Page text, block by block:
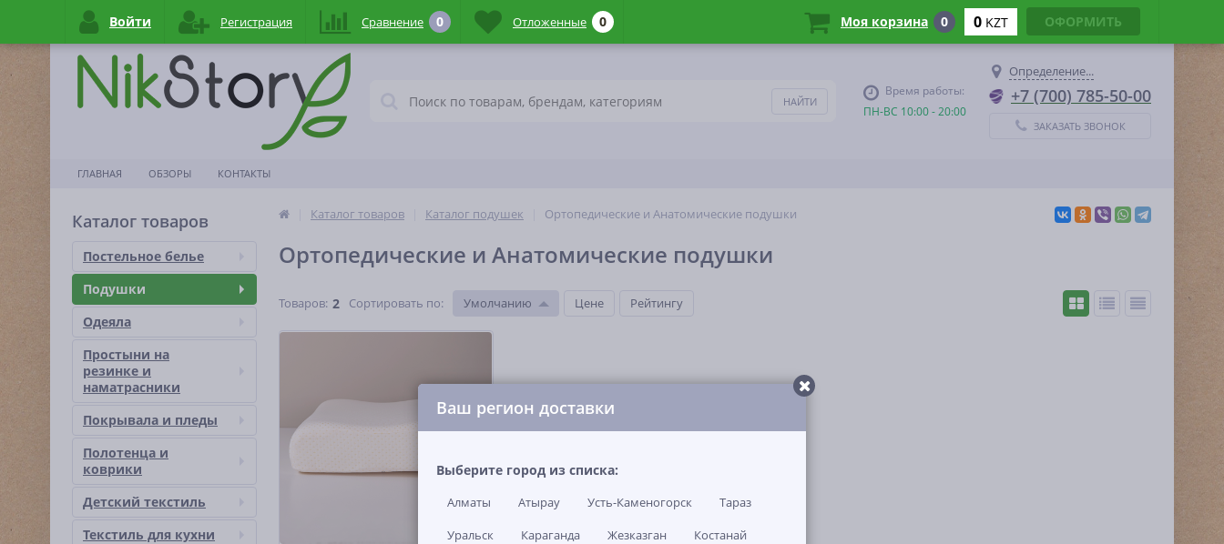
Время работы:
ПН-ВС 10:00 - 20:00
Определение...
+7 (700) 785-50-00
ЗАКАЗАТЬ ЗВОНОК
ГЛАВНАЯ ОБЗОРЫ КОНТАКТЫ
Каталог товаров
Постельное белье
Подушки
Одеяла
Простыни на
резинке и
наматраcники
Покрывала и пледы
Полотенца и
коврики
Детский текстиль
Текстиль для кухни
Каталог товаров Каталог подушек Ортопедические и Анатомические подушки
Ортопедические и Анатомические подушки
Товаров: 2 Сортировать по: Умолчанию Цене Рейтингу
Ваш регион доставки
Выберите город из списка:
Алматы Атырау Усть-Каменогорск
Тараз
Уральск
Караганда Жезказган
Костанай
Войти Регистрация Сравнение 0 Отложенные 0 Моя корзина 0 0 KZT ОФОРМИТЬ